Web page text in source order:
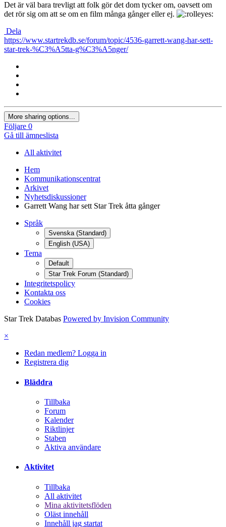
Det är väl bara trevligt att folk gör det dom tycker om, oavsett om
det rör sig om att se om en film många gånger eller ej.
Dela
https://www.startrekdb.se/forum/topic/4536-garrett-wang-har-sett-
star-trek-%C3%A5tta-g%C3%A5nger/
More sharing options...
Följare 0
Gå till ämneslista
All aktivitet
Hem
Kommunikationscentrat
Arkivet
Nyhetsdiskussioner
Garrett Wang har sett Star Trek åtta gånger
Språk
Svenska (Standard)
English (USA)
Tema
Default
Star Trek Forum (Standard)
Integritetspolicy
Kontakta oss
Cookies
Star Trek Databas Powered by Invision Community
×
Redan medlem? Logga in
Registrera dig
Bläddra
Tillbaka
Forum
Kalender
Riktlinjer
Staben
Aktiva användare
Aktivitet
Tillbaka
All aktivitet
Mina aktivitetsflöden
Oläst innehåll
Innehåll jag startat